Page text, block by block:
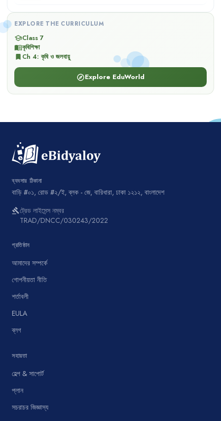
EXPLORE THE CURRICULUM
schoolClass 7
menu_bookকৃষিশিক্ষা
bookmark Ch 4: কৃষি ও জলবায়ু
exploreExplore EduWorld
ব্যবসার ঠিকানা
বাড়ি #০১, রোড #২/ই, ব্লক - জে, বারিধারা, ঢাকা ১২১২, বাংলাদেশ
gavelট্রেড লাইসেন্স নম্বর
TRAD/DNCC/030243/2022
প্রতিষ্ঠান
আমাদের সম্পর্কে
গোপনীয়তা নীতি
শর্তাবলী
EULA
ব্লগ
সহায়তা
হেল্প & সাপোর্ট
প্লান
সচরাচর জিজ্ঞাস্য